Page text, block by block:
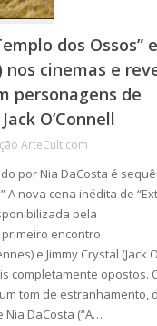
dos Ossos”
cinemas e
personagens de
O’Connell
ArteCult.com
por Nia DaCosta é
A nova cena inédita de
pela
encontro
e Jimmy Crystal (Jack
completamente opostos.
tom de estranhamento,
DaCosta (“A…